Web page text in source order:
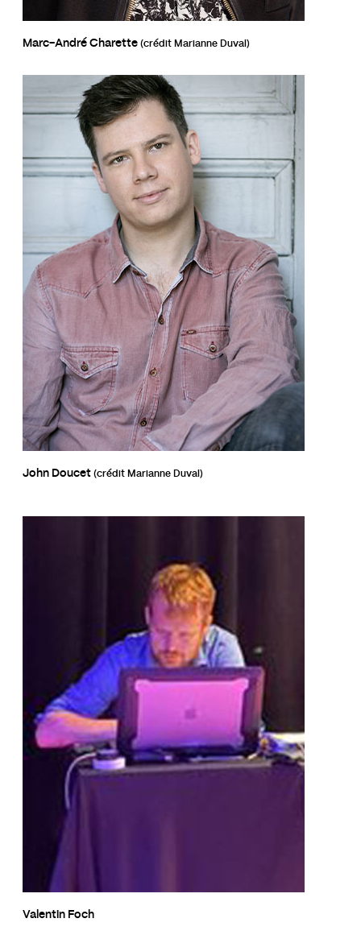
Marc-André Charette (crédit Marianne Duval)
John Doucet (crédit Marianne Duval)
Valentin Foch